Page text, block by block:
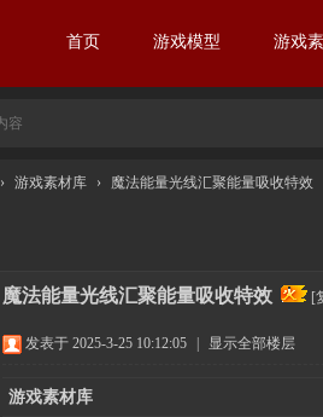
首页 游戏模型 游戏
› 游戏素材库 › 魔法能量光线汇聚能量吸收特效
魔法能量光线汇聚能量吸收特效 [
发表于 2025-3-25 10:12:05 显示全部楼层
游戏素材库